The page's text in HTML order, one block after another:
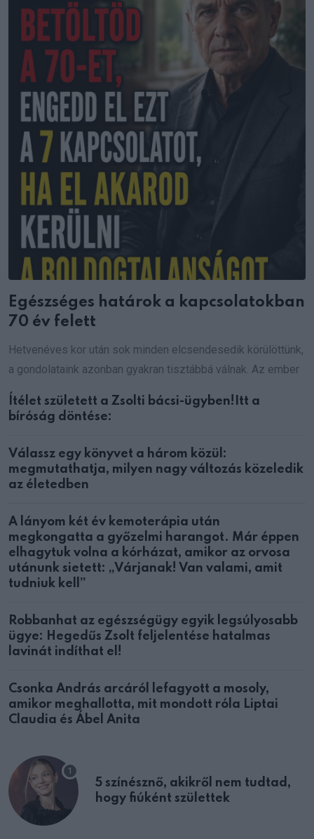
Egészséges határok a kapcsolatokban
70 év felett
Hetvenéves kor után sok minden elcsendesedik körülöttünk,
a gondolataink azonban gyakran tisztábbá válnak. Az ember
Ítélet született a Zsolti bácsi-ügyben!Itt a
bíróság döntése:
Válassz egy könyvet a három közül:
megmutathatja, milyen nagy változás közeledik
az életedben
A lányom két év kemoterápia után
megkongatta a győzelmi harangot. Már éppen
elhagytuk volna a kórházat, amikor az orvosa
utánunk sietett: „Várjanak! Van valami, amit
tudniuk kell”
Robbanhat az egészségügy egyik legsúlyosabb
ügye: Hegedűs Zsolt feljelentése hatalmas
lavinát indíthat el!
Csonka András arcáról lefagyott a mosoly,
amikor meghallotta, mit mondott róla Liptai
Claudia és Ábel Anita
5 színésznő, akikről nem tudtad,
hogy fiúként születtek